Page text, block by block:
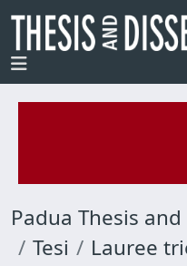
Padua Thesis
Tesi
Lauree